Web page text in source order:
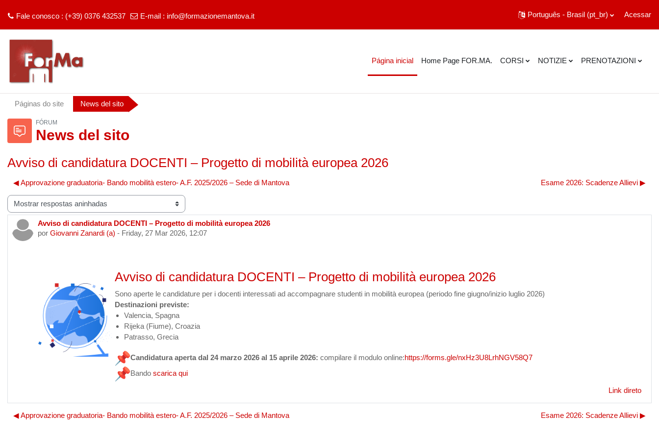
Fale conosco : (+39) 0376 432537 E-mail : info@formazionemantova.it Português - Brasil ‎(pt_br)‎ Acessar
Página inicial Home Page FOR.MA. CORSI NOTIZIE PRENOTAZIONI
Páginas do site News del sito
FÓRUM
News del sito
Avviso di candidatura DOCENTI – Progetto di mobilità europea 2026
◀︎ Approvazione graduatoria- Bando mobilità estero- A.F. 2025/2026 – Sede di Mantova Esame 2026: Scadenze Allievi ▶︎
visualização
Avviso di candidatura DOCENTI – Progetto di mobilità europea 2026
por Giovanni Zanardi (a) - Friday, 27 Mar 2026, 12:07
Número de respostas: 0
Avviso di candidatura DOCENTI – Progetto di mobilità europea 2026
Sono aperte le candidature per i docenti interessati ad accompagnare studenti in mobilità europea (periodo fine giugno/inizio luglio 2026)
Destinazioni previste:
Valencia, Spagna
Rijeka (Fiume), Croazia
Patrasso, Grecia
Candidatura aperta dal 24 marzo 2026 al 15 aprile 2026: compilare il modulo online:https://forms.gle/nxHz3U8LrhNGV58Q7
Bando scarica qui
Link direto
◀︎ Approvazione graduatoria- Bando mobilità estero- A.F. 2025/2026 – Sede di Mantova Esame 2026: Scadenze Allievi ▶︎